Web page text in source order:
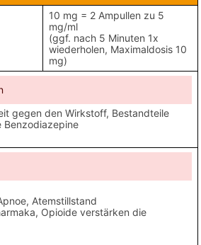
10 mg = 2 Ampullen zu 5
mg/ml
(ggf. nach 5 Minuten 1x
wiederholen, Maximaldosis 10
mg)
gegen den Wirkstoff, Bestandteile
Benzodiazepine
Atemstillstand
Opioide verstärken die